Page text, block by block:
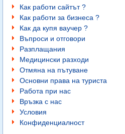
Как работи сайтът ?
Как работи за бизнеса ?
Как да купя ваучер ?
Въпроси и отговори
Разплащания
Медицински разходи
Отмяна на пътуване
Основни права на туриста
Работа при нас
Връзка с нас
Условия
Конфиденциалност